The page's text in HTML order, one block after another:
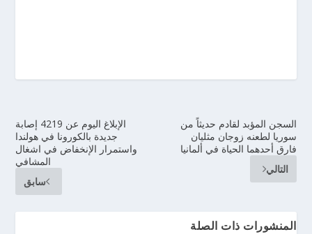
الإبلاغ اليوم عن 4219 إصابة
جديدة بالكورونا في هولندا
واستمرار الإنخفاض في اشغال
المشافي
سابق
السجن المؤبد لقادم حديثاً من
سوريا لطعنه زوجان مثليان
فارق أحدهما الحياة في ألمانيا
التالي
المنشورات ذات الصلة